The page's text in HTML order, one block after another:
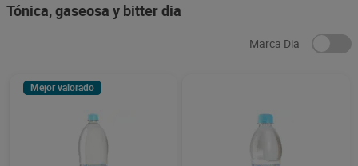
Tónica, gaseosa y bitter dia
Marca Dia
Mejor valorado